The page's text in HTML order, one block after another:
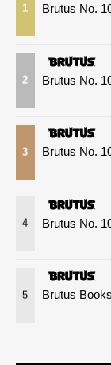
1 Brutus No.
2 Brutus No.
3 Brutus No.
4 Brutus No.
5 Brutus Books